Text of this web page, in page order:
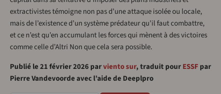
extractivistes témoigne non pas d’une attaque isolée ou locale,
mais de l’existence d’un système prédateur qu’il faut combattre,
et ce n’est qu’en accumulant les forces qui mènent à des victoires
comme celle d’Altri Non que cela sera possible.
Publié le 21 février 2026 parviento sur, traduit pourESSFpar
Pierre Vandevoorde avec l’aide de Deeplpro